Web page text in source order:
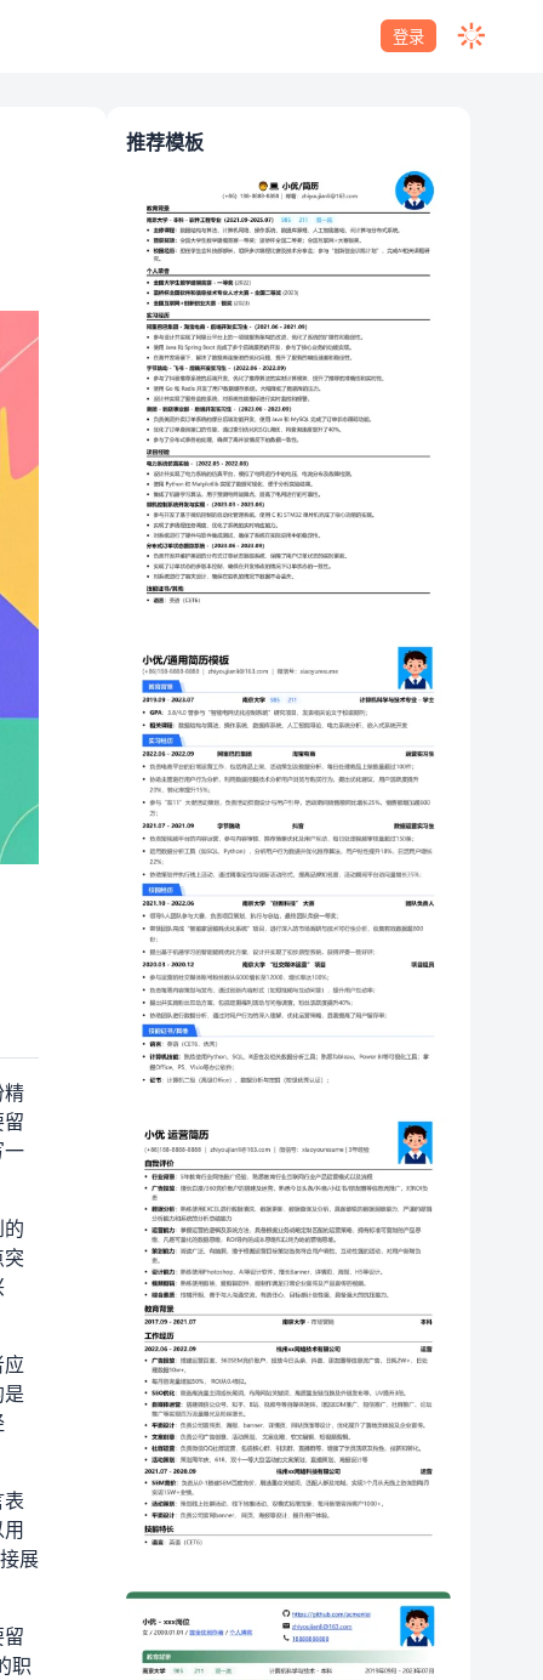
登录
精
一
突
展
职
推荐模板